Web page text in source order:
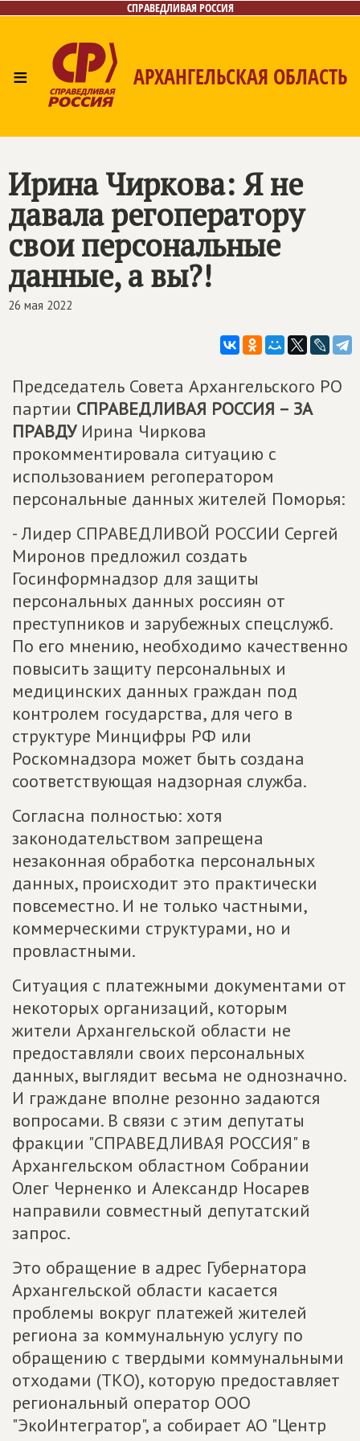
СПРАВЕДЛИВАЯ РОССИЯ
≡ АРХАНГЕЛЬСКАЯ ОБЛАСТЬ
Контакты
Ирина Чиркова: Я не
давала регоператору
свои персональные
данные, а вы?!
26 мая 2022
Председатель Совета Архангельского РО
партии СПРАВЕДЛИВАЯ РОССИЯ – ЗА
ПРАВДУИрина Чиркова
прокомментировала ситуацию с
использованием регоператором
персональные данных жителей Поморья:
- Лидер СПРАВЕДЛИВОЙ РОССИИ Сергей
Миронов предложил создать
Госинформнадзор для защиты
персональных данных россиян от
преступников и зарубежных спецслужб.
По его мнению, необходимо качественно
повысить защиту персональных и
медицинских данных граждан под
контролем государства, для чего в
структуре Минцифры РФ или
Роскомнадзора может быть создана
соответствующая надзорная служба.
Согласна полностью: хотя
законодательством запрещена
незаконная обработка персональных
данных, происходит это практически
повсеместно. И не только частными,
коммерческими структурами, но и
провластными.
Ситуация с платежными документами от
некоторых организаций, которым
жители Архангельской области не
предоставляли своих персональных
данных, выглядит весьма не однозначно.
И граждане вполне резонно задаются
вопросами. В связи с этим депутаты
фракции "СПРАВЕДЛИВАЯ РОССИЯ" в
Архангельском областном Собрании
Олег Черненко и Александр Носарев
направили совместный депутатский
запрос.
Это обращение в адрес Губернатора
Архангельской области касается
проблемы вокруг платежей жителей
региона за коммунальную услугу по
обращению с твердыми коммунальными
отходами (ТКО), которую предоставляет
региональный оператор ООО
"ЭкоИнтегратор", а собирает АО "Центр